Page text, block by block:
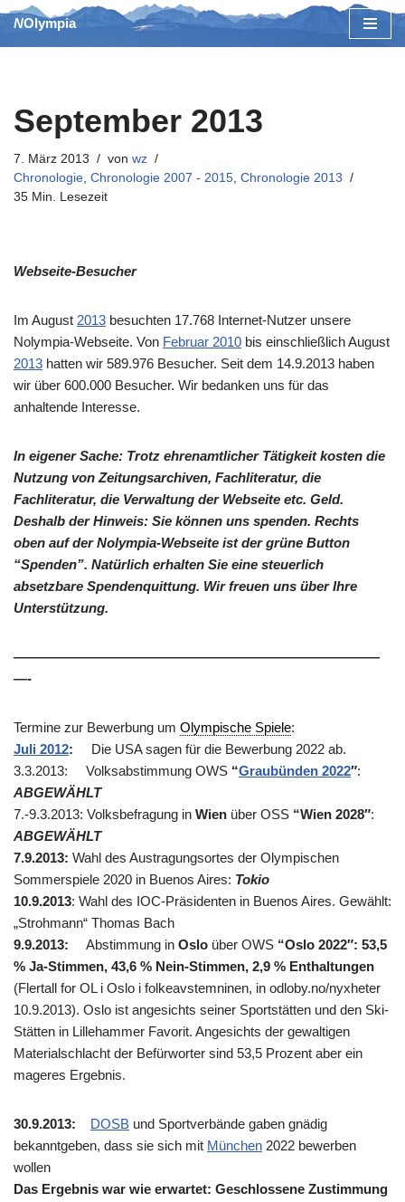
Zum
NOlympia
September 2013
7. März 2013 von wz
Chronologie, Chronologie 2007 - 2015, Chronologie 2013
35 Min. Lesezeit
Webseite-Besucher
Im August 2013 besuchten 17.768 Internet-Nutzer unsere
Nolympia-Webseite. Von Februar 2010 bis einschließlich August
2013 hatten wir 589.976 Besucher. Seit dem 14.9.2013 haben
wir über 600.000 Besucher. Wir bedanken uns für das
anhaltende Interesse.
In eigener Sache: Trotz ehrenamtlicher Tätigkeit kosten die
Nutzung von Zeitungsarchiven, Fachliteratur, die
Fachliteratur, die Verwaltung der Webseite etc. Geld.
Deshalb der Hinweis: Sie können uns spenden. Rechts
oben auf der Nolympia-Webseite ist der grüne Button
“Spenden”. Natürlich erhalten Sie eine steuerlich
absetzbare Spendenquittung. Wir freuen uns über Ihre
Unterstützung.
———————————————————————————
—-
Termine zur Bewerbung um Olympische Spiele:
Juli 2012: Die USA sagen für die Bewerbung 2022 ab.
3.3.2013: Volksabstimmung OWS “Graubünden 2022″:
ABGEWÄHLT
7.-9.3.2013: Volksbefragung in Wien über OSS “Wien 2028″:
ABGEWÄHLT
7.9.2013: Wahl des Austragungsortes der Olympischen
Sommerspiele 2020 in Buenos Aires: Tokio
10.9.2013: Wahl des IOC-Präsidenten in Buenos Aires. Gewählt:
„Strohmann“ Thomas Bach
9.9.2013: Abstimmung in Oslo über OWS “Oslo 2022″: 53,5
% Ja-Stimmen, 43,6 % Nein-Stimmen, 2,9 % Enthaltungen
(Flertall for OL i Oslo i folkeavstemninen, in odloby.no/nyxheter
10.9.2013). Oslo ist angesichts seiner Sportstätten und den Ski-
Stätten in Lillehammer Favorit. Angesichts der gewaltigen
Materialschlacht der Befürworter sind 53,5 Prozent aber ein
mageres Ergebnis.
30.9.2013: DOSB und Sportverbände gaben gnädig
bekanntgeben, dass sie sich mit München 2022 bewerben
wollen
Das Ergebnis war wie erwartet: Geschlossene Zustimmung